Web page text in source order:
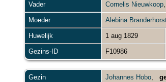
Vader Cornelis Nieuwkoop
Moeder Alebina
Huwelijk 1 aug 1829
Gezins-ID F10986
Gezin Johannes Hobo,